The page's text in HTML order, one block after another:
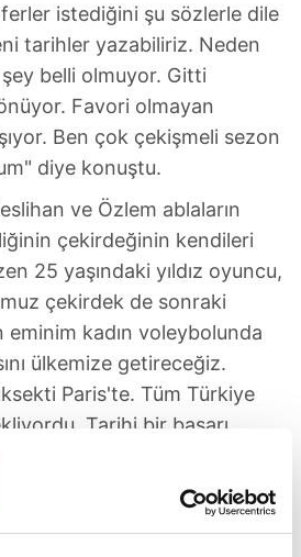
istediğini şu sözlerle dile
tarihler yazabiliriz. Neden
belli olmuyor. Gitti
Favori olmayan
Ben çok çekişmeli sezon
diye konuştu.
ve Özlem ablaların
çekirdeğinin kendileri
25 yaşındaki yıldız oyuncu,
çekirdek de sonraki
eminim kadın voleybolunda
ülkemize getireceğiz.
Paris'te. Tüm Türkiye
Tarihi bir başarı
Üstüne madalya
biz de çok üzüldük. Ben
görmüyorum. O madalya